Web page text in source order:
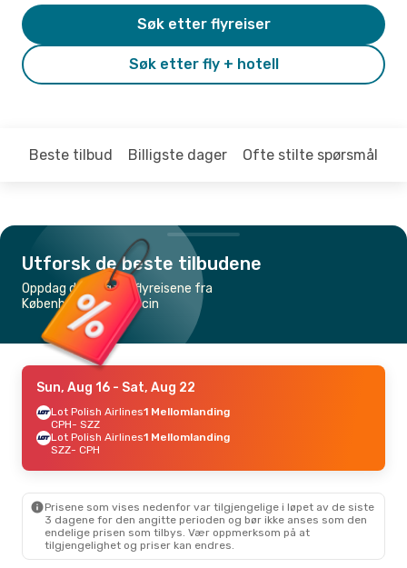
Søk etter fly + hotell
Søk etter flyreiser
Beste tilbud Billigste dager Ofte stilte spørsmål
Utforsk de beste tilbudene
Oppdag de billigste flyreisene fra
København til Szczecin
Sun, Aug 16 - Sat, Aug 22
Lot Polish Airlines1 Mellomlanding
CPH- SZZ
Lot Polish Airlines1 Mellomlanding
SZZ- CPH
Prisene som vises nedenfor var tilgjengelige i løpet av de siste
3 dagene for den angitte perioden og bør ikke anses som den
endelige prisen som tilbys. Vær oppmerksom på at
tilgjengelighet og priser kan endres.